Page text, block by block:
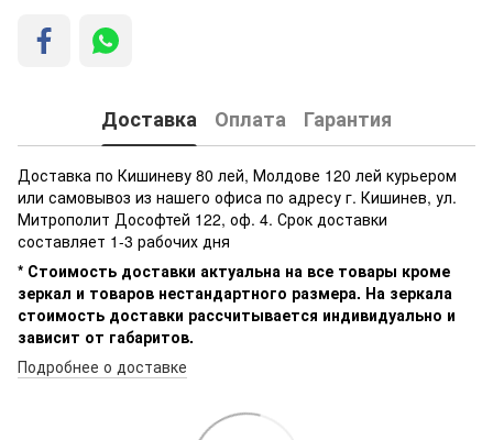
Доставка Оплата Гарантия
Доставка по Кишиневу 80 лей, Молдове 120 лей курьером
или самовывоз из нашего офиса по адресу г. Кишинев, ул.
Митрополит Дософтей 122, оф. 4. Срок доставки
составляет 1-3 рабочих дня
* Стоимость доставки актуальна на все товары кроме
зеркал и товаров нестандартного размера. На зеркала
стоимость доставки рассчитывается индивидуально и
зависит от габаритов.
Подробнее о доставке